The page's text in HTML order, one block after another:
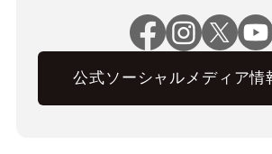
公式ソーシャルメディア情